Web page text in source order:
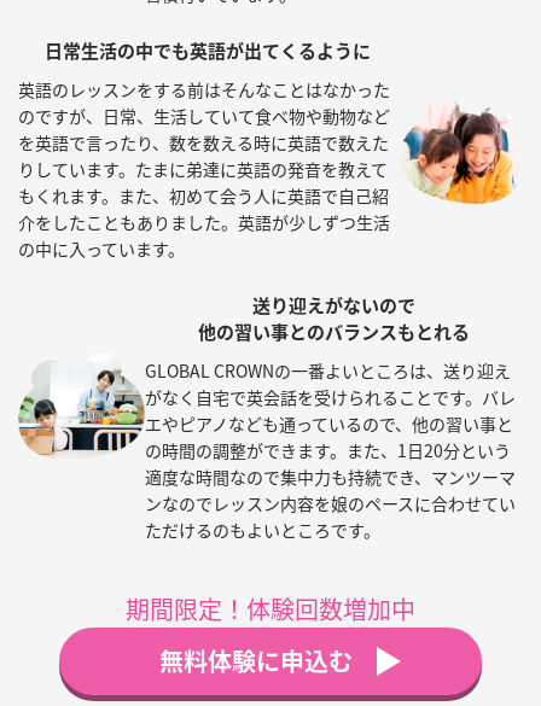
日常生活の中でも英語が出てくるように
英語のレッスンをする前はそんなことはなかった
のですが、日常、生活していて食べ物や動物など
を英語で言ったり、数を数える時に英語で数えた
りしています。たまに弟達に英語の発音を教えて
もくれます。また、初めて会う人に英語で自己紹
介をしたこともありました。英語が少しずつ生活
の中に入っています。
送り迎えがないので
他の習い事とのバランスもとれる
GLOBAL CROWNの一番よいところは、送り迎え
がなく自宅で英会話を受けられることです。バレ
エやピアノなども通っているので、他の習い事と
の時間の調整ができます。また、1日20分という
適度な時間なので集中力も持続でき、マンツーマ
ンなのでレッスン内容を娘のペースに合わせてい
ただけるのもよいところです。
期間限定！体験回数増加中
無料体験に申込む